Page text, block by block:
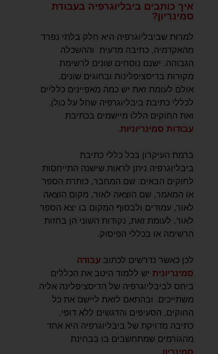
איך כותבים ביבליוגרפיה בעבודת
סמינריון?
למרות שביבליוגרפיה היא חלק בלתי נפרד
מהאקדמיה, כתיבה מדעית וההשכלה
הגבוהה. ישנם נוסחים שונים לרשימת
מקורות בדיסציפלינות ובחוגים שונים.
אולם לעומת זאת יש כמה מאפיינים כלליים
לכללי כתיבת ביבליוגרפיה שחל על כולן.
ואת החוקים הללו מיישמים בכתיבת
עבודות סמינריוניות.
ברמת העיקרון בכל כללי כתיבת
ביבליוגרפיה ניתן לראות שישנה התייחסות
לחוקים הבאים: שם המחבר, כותרת הספר
או המאמר, שם הוצאה לאור, מקום הוצאה
לאור, עמודים ולבסוף המקום בו יצא הספר
לאור. לעומת זאת, נקודות השוני הן בחזות
הרשימה או בכללי הפיסוק.
לכן כאשר נדרשים לכתוב עבודה
סמינריונית יש ללמוד היטב את הכללים
ביחס לביבליוגרפיה של הדיסציפלינה אליה
משתייכים. ובהתאם לזאת ליישם את כל
החוקים, הסעיפים והדגשים ללא דופי.
כתיבה מדויקת של ביבליוגרפיה היא אחד
מהגורמים שמתחשבים בו בבחינת
סמינריון.